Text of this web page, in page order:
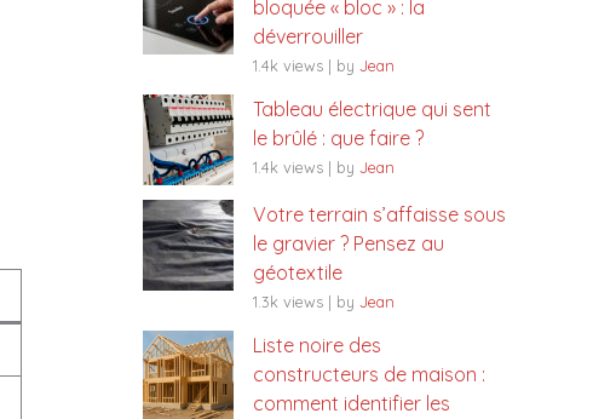
bloquée « bloc » : la
déverrouiller
1.4k views | by Jean
Tableau électrique qui sent
le brûlé : que faire ?
1.4k views | by Jean
Votre terrain s’affaisse sous
le gravier ? Pensez au
géotextile
1.3k views | by Jean
Liste noire des
constructeurs de maison :
comment identifier les